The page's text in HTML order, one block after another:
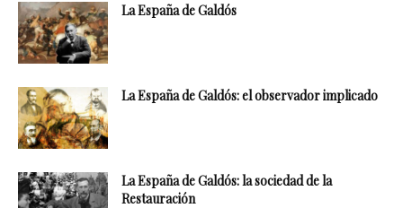
La España de Galdós
La España de Galdós: el observador implicado
La España de Galdós: la sociedad de la
Restauración